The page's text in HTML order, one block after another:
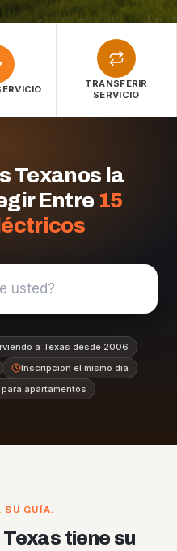
TRANSFERIR
SERVICIO
Texanos la
Entre 15
a Texas desde 2006
Inscripción el mismo día
apartamentos
SU GUÍA.
tiene su